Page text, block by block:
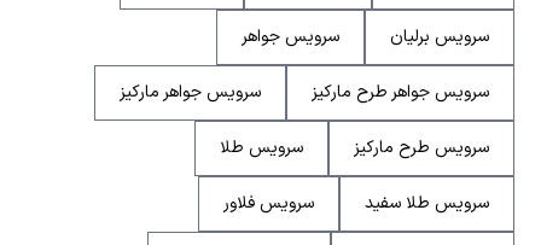
سرویس برلیان سرویس جواهر
سرویس جواهر طرح مارکیز سرویس جواهر مارکیز
سرویس طرح مارکیز سرویس طلا
سرویس طلا سفید سرویس فلاور